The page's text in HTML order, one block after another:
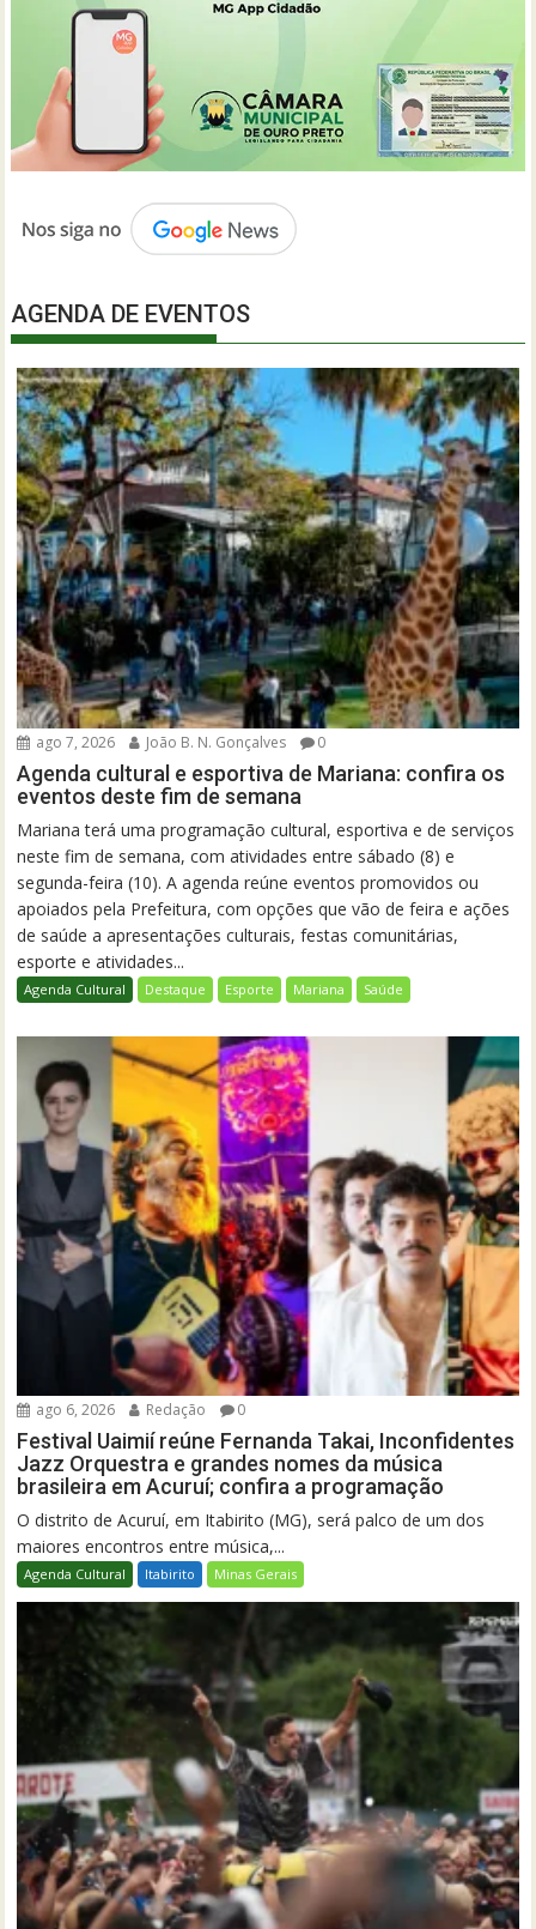
AGENDA DE EVENTOS
ago 7, 2026 João B. N. Gonçalves 0
Agenda cultural e esportiva de Mariana: confira os
eventos deste fim de semana
Mariana terá uma programação cultural, esportiva e de serviços
neste fim de semana, com atividades entre sábado (8) e
segunda-feira (10). A agenda reúne eventos promovidos ou
apoiados pela Prefeitura, com opções que vão de feira e ações
de saúde a apresentações culturais, festas comunitárias,
esporte e atividades...
Agenda Cultural Destaque Esporte Mariana Saúde
ago 6, 2026 Redação 0
Festival Uaimií reúne Fernanda Takai, Inconfidentes
Jazz Orquestra e grandes nomes da música
brasileira em Acuruí; confira a programação
O distrito de Acuruí, em Itabirito (MG), será palco de um dos
maiores encontros entre música,...
Agenda Cultural Itabirito Minas Gerais